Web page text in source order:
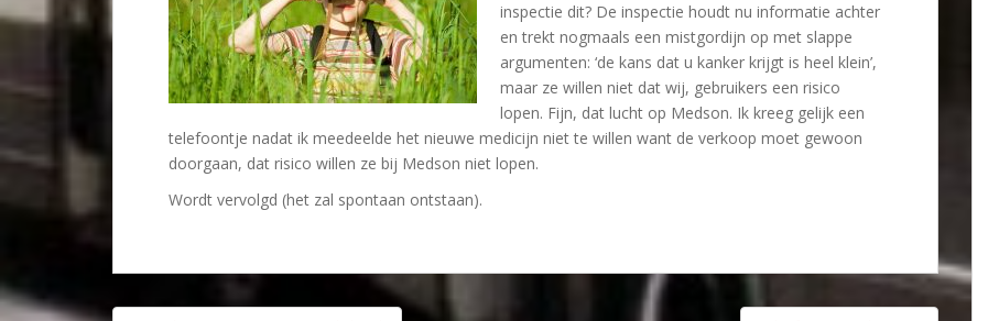
inspectie dit? De inspectie houdt nu informatie achter
en trekt nogmaals een mistgordijn op met slappe
argumenten: ‘de kans dat u kanker krijgt is heel klein’,
maar ze willen niet dat wij, gebruikers een risico
lopen. Fijn, dat lucht op Medson. Ik kreeg gelijk een
telefoontje nadat ik meedeelde het nieuwe medicijn niet te willen want de verkoop moet gewoon
doorgaan, dat risico willen ze bij Medson niet lopen.
Wordt vervolgd (het zal spontaan ontstaan).